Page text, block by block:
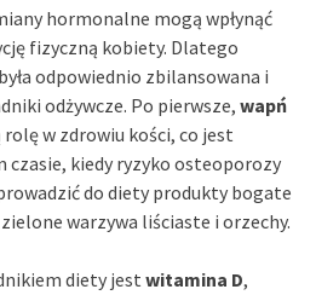
hormonalne mogą wpłynąć
fizyczną kobiety. Dlatego
odpowiednio zbilansowana i
odżywcze. Po pierwsze, wapń
w zdrowiu kości, co jest
czasie, kiedy ryzyko osteoporozy
do diety produkty bogate
warzywa liściaste i orzechy.
diety jest witamina D,